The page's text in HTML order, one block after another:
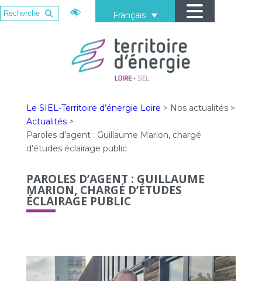
Français
Le SIEL-Territoire d’énergie Loire > Nos actualités>
Actualités >
Paroles d’agent : Guillaume Marion, chargé
d’études éclairage public
PAROLES D’AGENT : GUILLAUME
MARION, CHARGÉ D’ÉTUDES
ÉCLAIRAGE PUBLIC